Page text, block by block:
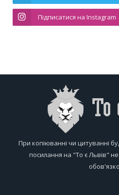
Підписатися на Instagram
При копіюванні чи цитуванні
посилання на "То є Львів"